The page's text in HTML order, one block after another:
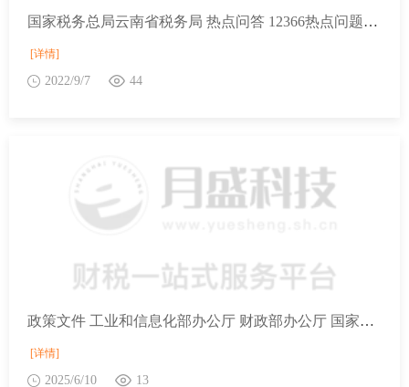
国家税务总局云南省税务局 热点问答 12366热点问题2022年第7期（上半月）
[详情]
2022/9/7 44
政策文件 工业和信息化部办公厅 财政部办公厅 国家税务总局办公厅关于2025年度享受增值税加计抵减政策的先进制造业企业名单制定工作有关事项的通知
[详情]
2025/6/10 13